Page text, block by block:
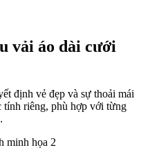
vải áo dài cưới
định vẻ đẹp và sự thoải mái
tính riêng, phù hợp với từng